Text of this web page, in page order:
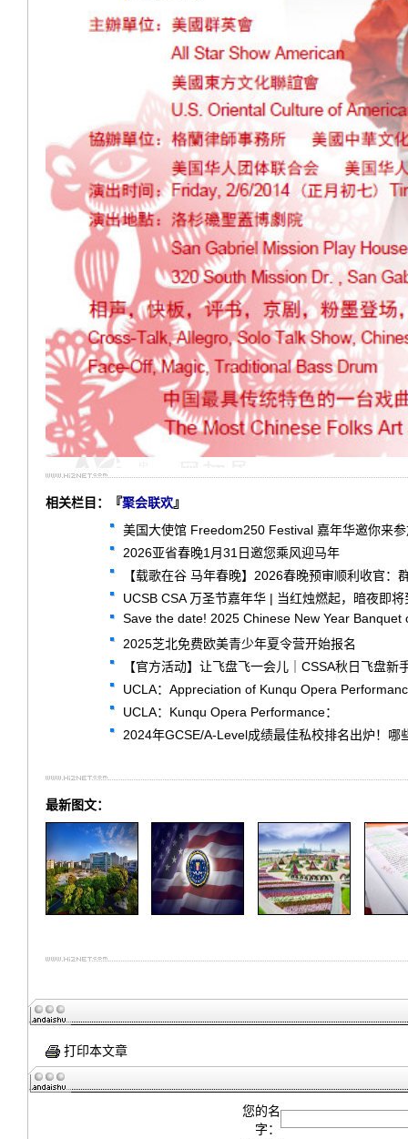
相关栏目：『聚会联欢』
美国大使馆 Freedom250 Festival 嘉年华邀你来
2026亚省春晚1月31日邀您乘风迎马年
【载歌在谷 马年春晚】2026春晚预审顺利收官
UCSB CSA 万圣节嘉年华 | 当红烛燃起，暗夜即将
Save the date! 2025 Chinese New Year Banquet
2025芝北免费欧美青少年夏令营开始报名
【官方活动】让飞盘飞一会儿｜CSSA秋日飞盘新
UCLA：Appreciation of Kunqu Opera
UCLA：Kunqu Opera Performance：
2024年GCSE/A-Level成绩最佳私校排名出炉！哪
最新图文：
打印本文章
您的名
字：